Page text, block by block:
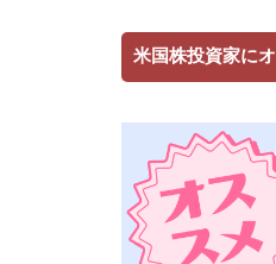
米国株投資家に